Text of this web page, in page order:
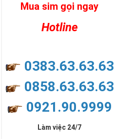
Mua sim gọi ngay
Hotline
0383.63.63.63
0858.63.63.63
0921.90.9999
Làm việc 24/7